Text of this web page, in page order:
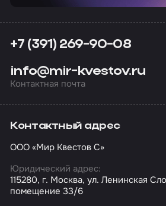
+7 (391) 269-90-08
info@mir-kvestov.ru
Контактная почта
Контактный адрес
ООО «Мир Квестов С»
Юридический адрес:
115280, г. Москва, ул. Ленинская
помещение 33/6